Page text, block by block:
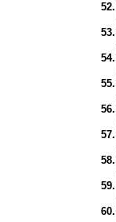
52.
53.
54.
55.
56.
57.
58.
59.
60.